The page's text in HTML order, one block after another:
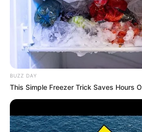
plantes Victor sur Arthur. C’est
est génial, doux et drôle… c’est
que Nina l’adore ».
BUZZ DAY
This Simple Freezer Trick Saves Hours